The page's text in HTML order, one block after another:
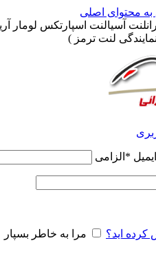
به محتوای اصلی
آسیالنت اسپارتکس لومار
لنت ترمز )
* الزامی
کرده اید؟ مرا به خاطر بسپار